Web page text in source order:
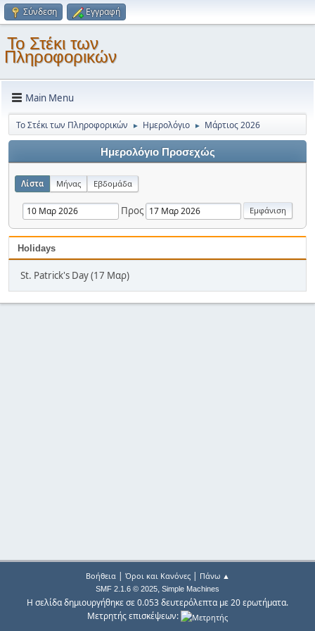
Σύνδεση Εγγραφή
Το Στέκι των
Πληροφορικών
Main Menu
Το Στέκι των Πληροφορικών ► Ημερολόγιο ► Μάρτιος 2026
Ημερολόγιο Προσεχώς
Λίστα Μήνας Εβδομάδα
Προς
Holidays
St. Patrick's Day (17 Μαρ)
Βοήθεια| Όροι και Κανόνες| Πάνω ▲
SMF 2.1.6 © 2025, Simple Machines
Η σελίδα δημιουργήθηκε σε 0.053 δευτερόλεπτα με 20 ερωτήματα.
Μετρητής επισκέψεων: